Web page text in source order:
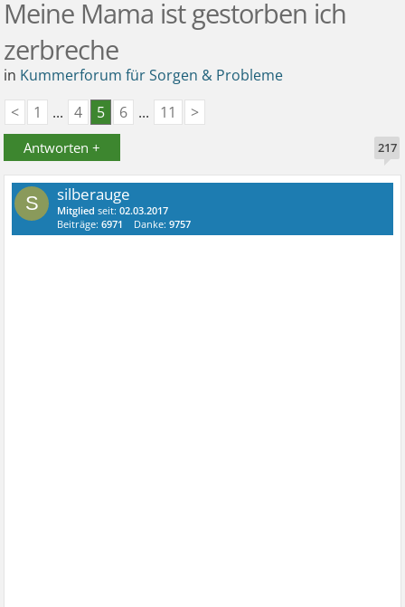
Meine Mama ist gestorben ich
zerbreche
in Kummerforum für Sorgen & Probleme
<
1 ... 4 5 6 ... 11 >
Antworten + 217
S silberauge
Mitglied seit:02.03.2017
Beiträge:6971 Danke:9757